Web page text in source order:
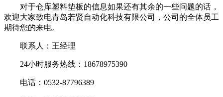
对于仓库塑料垫板的信息如果还有其余的一些问题的话，
欢迎大家致电青岛若贤自动化科技有限公司，公司的全体员工
期待您的来电。
联系人：王经理
24小时服务热线：18678975390
电话：0532-87796389